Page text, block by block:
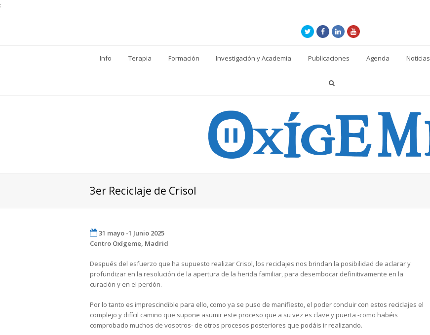
:
TwitterFacebook
LinkedInYoutube
Info Terapia Formación Investigación y Academia Publicaciones Agenda Noticias
3er Reciclaje de Crisol
31 mayo -1 Junio 2025
Centro Oxígeme, Madrid
Después del esfuerzo que ha supuesto realizar Crisol, los reciclajes nos brindan la posibilidad de aclarar y
profundizar en la resolución de la apertura de la herida familiar, para desembocar definitivamente en la
curación y en el perdón.
Por lo tanto es imprescindible para ello, como ya se puso de manifiesto, el poder concluir con estos reciclajes el
complejo y difícil camino que supone asumir este proceso que a su vez es clave y puerta -como habéis
comprobado muchos de vosotros- de otros procesos posteriores que podáis ir realizando.